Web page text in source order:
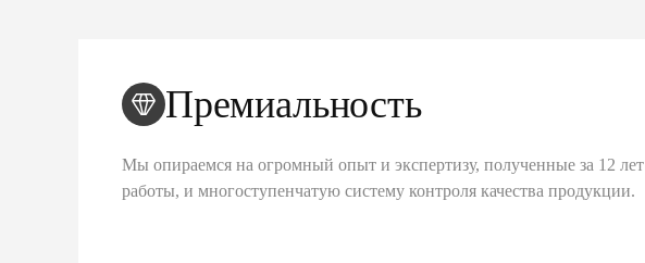
Премиальность
Мы опираемся на огромный опыт и экспертизу, полученные за 12 лет
работы, и многоступенчатую систему контроля качества продукции.